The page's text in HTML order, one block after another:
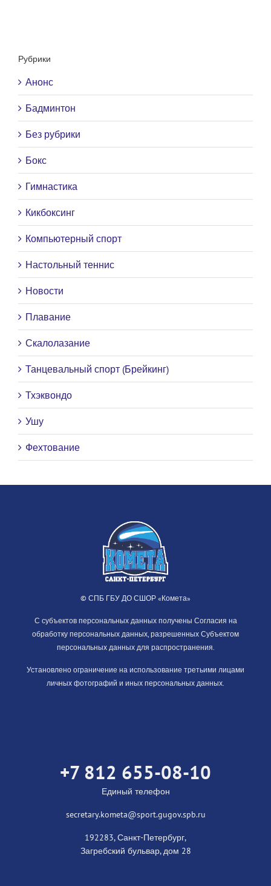
Рубрики
Анонс
Бадминтон
Без рубрики
Бокс
Гимнастика
Кикбоксинг
Компьютерный спорт
Настольный теннис
Новости
Плавание
Скалолазание
Танцевальный спорт (Брейкинг)
Тхэквондо
Ушу
Фехтование
© СПБ ГБУ ДО СШОР «Комета»
С субъектов персональных данных получены Согласия на
обработку персональных данных, разрешенных Субъектом
персональных данных для распространения.
Установлено ограничение на использование третьими лицами
личных фотографий и иных персональных данных.
+7 812 655-08-10
Единый телефон
secretary.kometa@sport.gugov.spb.ru
192283, Санкт-Петербург,
Загребский бульвар, дом 28